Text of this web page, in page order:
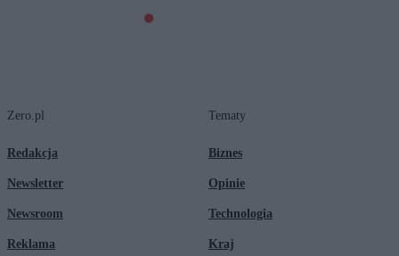
Zero.pl
Redakcja
Newsletter
Newsroom
Reklama
Tematy
Biznes
Opinie
Technologia
Kraj